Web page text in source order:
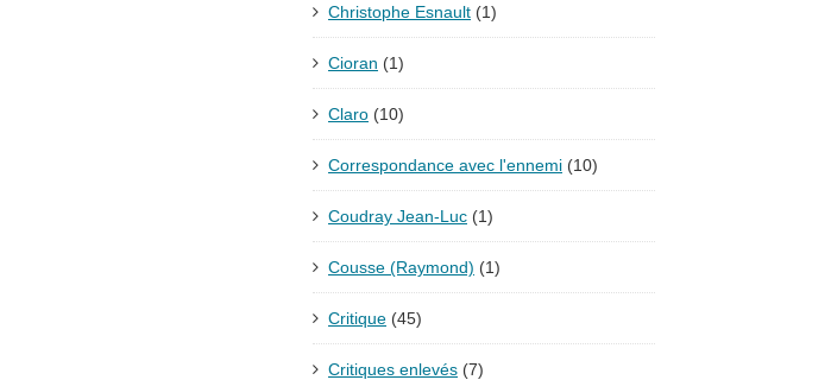
Christophe Esnault (1)
Cioran (1)
Claro (10)
Correspondance avec l'ennemi (10)
Coudray Jean-Luc (1)
Cousse (Raymond) (1)
Critique (45)
Critiques enlevés (7)